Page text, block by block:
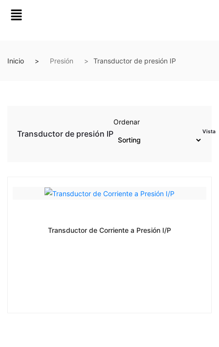
Inicio Presión Transductor de presión IP
Transductor de presión IP
Ordenar
Vista
Transductor de Corriente a Presión I/P